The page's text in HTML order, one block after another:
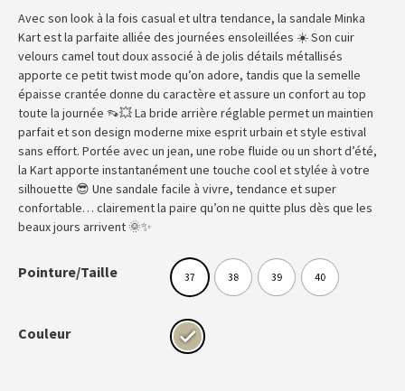
Avec son look à la fois casual et ultra tendance, la sandale Minka
Kart est la parfaite alliée des journées ensoleillées ☀️ Son cuir
velours camel tout doux associé à de jolis détails métallisés
apporte ce petit twist mode qu’on adore, tandis que la semelle
épaisse crantée donne du caractère et assure un confort au top
toute la journée 👡💥 La bride arrière réglable permet un maintien
parfait et son design moderne mixe esprit urbain et style estival
sans effort. Portée avec un jean, une robe fluide ou un short d’été,
la Kart apporte instantanément une touche cool et stylée à votre
silhouette 😎 Une sandale facile à vivre, tendance et super
confortable… clairement la paire qu’on ne quitte plus dès que les
beaux jours arrivent 🌞✨
Pointure/Taille 37 38 39 40
Couleur